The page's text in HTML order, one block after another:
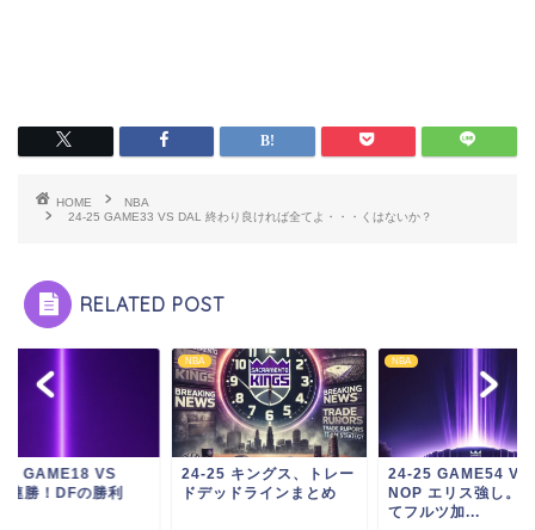
HOME
NBA
24-25 GAME33 VS DAL 終わり良ければ全てよ・・・くはないか？
RELATED POST
GAME18 VS
連勝！DFの勝利
NBA
24-25 キングス、トレー
ドデッドラインまとめ
NBA
24-25 GAME54 VS
NOP エリス強し。
てフルツ加...